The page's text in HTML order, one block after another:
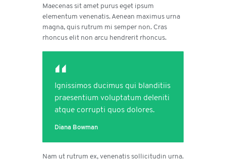
Maecenas sit amet purus eget ipsum
elementum venenatis. Aenean maximus urna
magna, quis rutrum mi semper non. Cras
rhoncus elit non arcu hendrerit rhoncus.
Ignissimos ducimus qui blanditiis
praesentium voluptatum deleniti
atque corrupti quos dolores.
Diana Bowman
Nam ut rutrum ex, venenatis sollicitudin urna.